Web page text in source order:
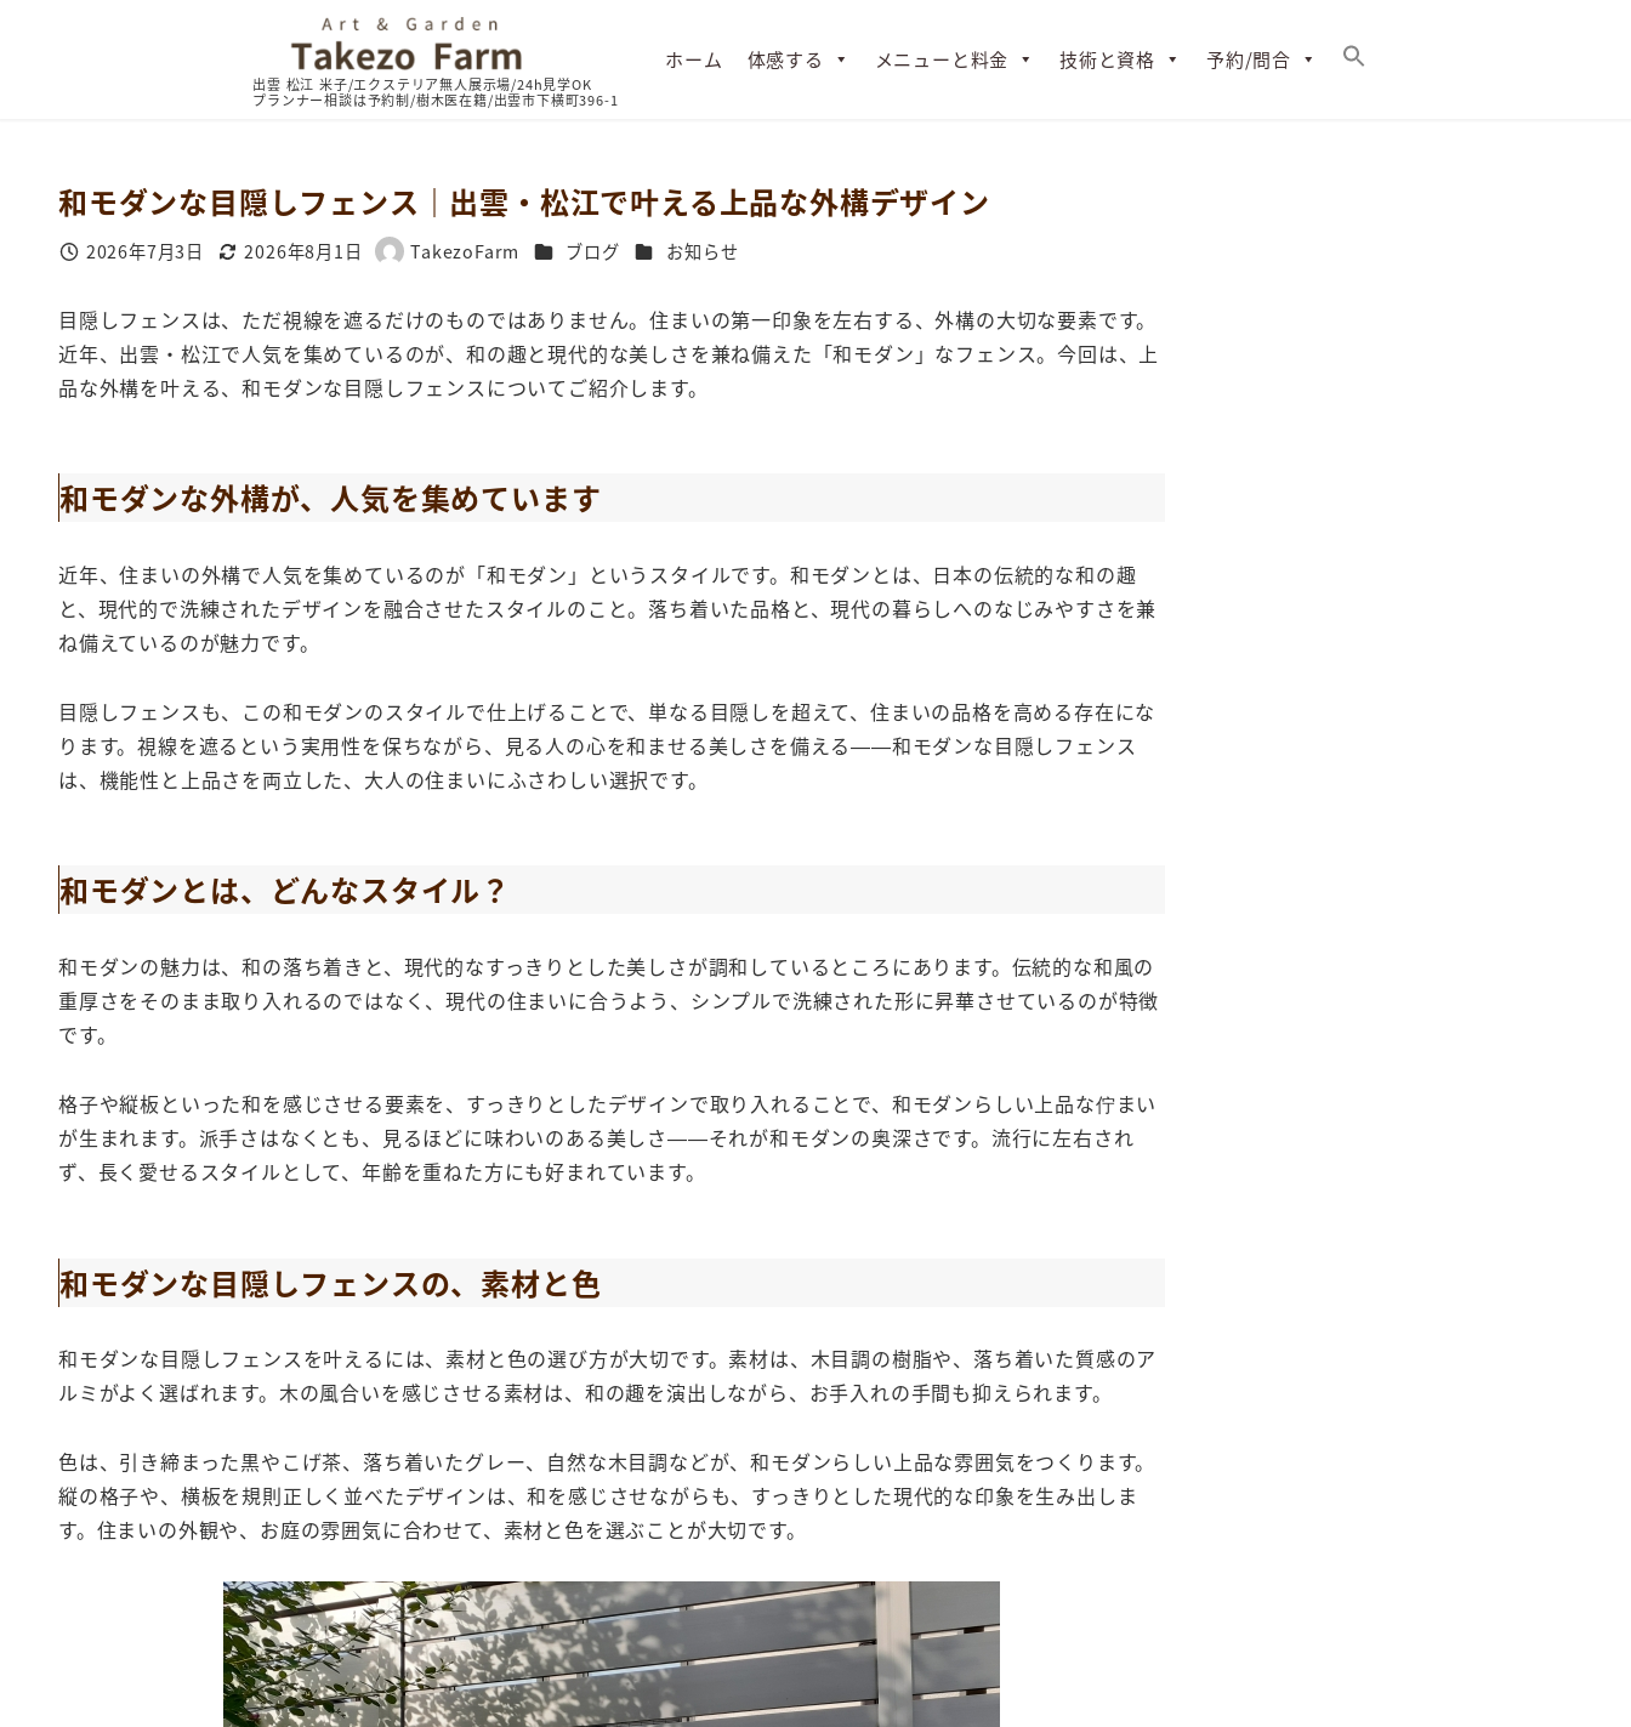
ホーム 体感する メニューと料金 技術と資格 予約/問合
和モダンな目隠しフェンス｜出雲・松江で叶える上品な外構デザイン
投稿日
2026年7月3日
更新日
2026年8月1日
著
TakezoFarm カテゴリー
ブログ カテゴリー
お知らせ
目隠しフェンスは、ただ視線を遮るだけのものではありません。住まいの第一印象を左右する、外構の大切な要素です。
近年、出雲・松江で人気を集めているのが、和の趣と現代的な美しさを兼ね備えた「和モダン」なフェンス。今回は、上
品な外構を叶える、和モダンな目隠しフェンスについてご紹介します。
和モダンな外構が、人気を集めています
近年、住まいの外構で人気を集めているのが「和モダン」というスタイルです。和モダンとは、日本の伝統的な和の趣
と、現代的で洗練されたデザインを融合させたスタイルのこと。落ち着いた品格と、現代の暮らしへのなじみやすさを兼
ね備えているのが魅力です。
目隠しフェンスも、この和モダンのスタイルで仕上げることで、単なる目隠しを超えて、住まいの品格を高める存在にな
ります。視線を遮るという実用性を保ちながら、見る人の心を和ませる美しさを備える——和モダンな目隠しフェンス
は、機能性と上品さを両立した、大人の住まいにふさわしい選択です。
和モダンとは、どんなスタイル？
和モダンの魅力は、和の落ち着きと、現代的なすっきりとした美しさが調和しているところにあります。伝統的な和風の
重厚さをそのまま取り入れるのではなく、現代の住まいに合うよう、シンプルで洗練された形に昇華させているのが特徴
です。
格子や縦板といった和を感じさせる要素を、すっきりとしたデザインで取り入れることで、和モダンらしい上品な佇まい
が生まれます。派手さはなくとも、見るほどに味わいのある美しさ——それが和モダンの奥深さです。流行に左右され
ず、長く愛せるスタイルとして、年齢を重ねた方にも好まれています。
和モダンな目隠しフェンスの、素材と色
和モダンな目隠しフェンスを叶えるには、素材と色の選び方が大切です。素材は、木目調の樹脂や、落ち着いた質感のア
ルミがよく選ばれます。木の風合いを感じさせる素材は、和の趣を演出しながら、お手入れの手間も抑えられます。
色は、引き締まった黒やこげ茶、落ち着いたグレー、自然な木目調などが、和モダンらしい上品な雰囲気をつくります。
縦の格子や、横板を規則正しく並べたデザインは、和を感じさせながらも、すっきりとした現代的な印象を生み出しま
す。住まいの外観や、お庭の雰囲気に合わせて、素材と色を選ぶことが大切です。